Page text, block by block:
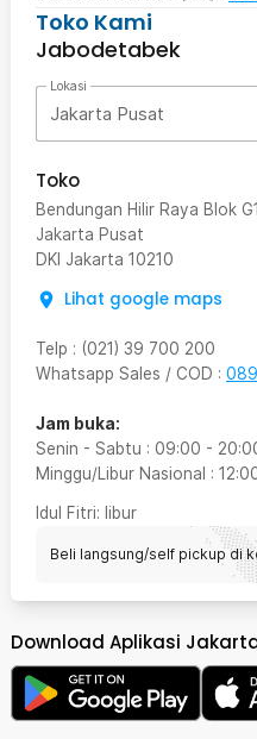
Toko Kami
Jabodetabek
Lokasi
Jakarta Pusat
Toko
Bendungan Hilir Raya Blok
Jakarta Pusat
DKI Jakarta 10210
Lihat google maps
Telp : (021) 39 700 200
Whatsapp Sales / COD :
Jam buka:
Senin - Sabtu : 09:00 -
Minggu/Libur Nasional :
Idul Fitri: libur
Beli langsung/self pickup di
Download Aplikasi